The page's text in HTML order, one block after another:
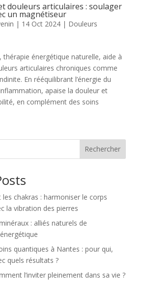
douleurs articulaires : soulager
un magnétiseur
| 14 Oct 2024| Douleurs
thérapie énergétique naturelle, aide à
articulaires chroniques comme
En rééquilibrant l’énergie du
apaise la douleur et
en complément des soins
Rechercher
les chakras : harmoniser le corps
la vibration des pierres
: alliés naturels de
quantiques à Nantes : pour qui,
quels résultats ?
l’inviter pleinement dans sa vie ?